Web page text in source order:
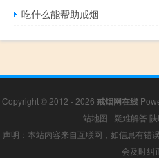
吃什么能帮助戒烟
Copyright © 2012 - 2026 戒烟网在线
站地图 | 疑难解答
声明：本站内容来自互联网，如信息有错
会及时纠